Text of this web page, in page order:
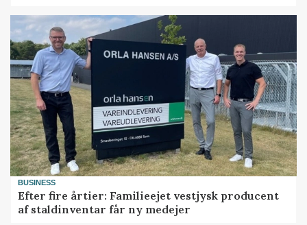
BUSINESS
Efter fire årtier: Familieejet vestjysk producent
af staldinventar får ny medejer